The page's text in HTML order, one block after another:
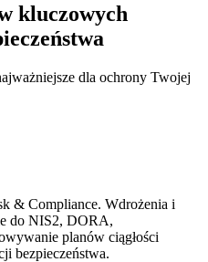
kluczowych
dla ochrony Twojej
& Compliance. Wdrożenia i
do NIS2, DORA,
planów ciągłości
bezpieczeństwa.